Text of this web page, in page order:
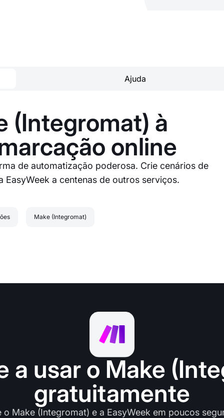
Ajuda
(Integromat) à
online
de automatização poderosa. Crie cenários de
a centenas de outros serviços.
Make (Integromat)
a usar o Make
gratuitamente
o Make (Integromat) e a EasyWeek em poucos